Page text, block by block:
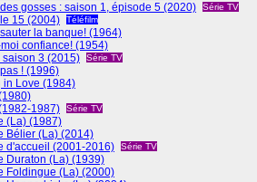
gosses : saison 1, épisode 5 (2020) Série TV
15 (2004) Téléfilm
la banque! (1964)
moi confiance! (1954)
saison 3 (2015)
Série TV
! (1996)
in Love (1984)
1987)
Série TV
(La) (1987)
Bélier (La) (2014)
d'accueil (2001-2016)
Série TV
Duraton (La) (1939)
Foldingue (La) (2000)